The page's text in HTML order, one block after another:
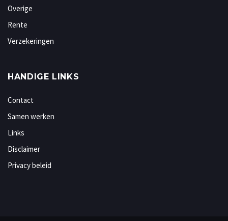
Overige
Rente
Verzekeringen
HANDIGE LINKS
Contact
Samen werken
Links
Disclaimer
Privacy beleid